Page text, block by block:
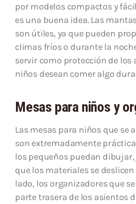
por modelos compactos y
es una buena idea. Las
son útiles, ya que pueden
climas fríos o durante la
servir como protección de los
niños desean comer algo
Mesas para niños y
Las mesas para niños que se
son extremadamente
los pequeños puedan
que los materiales se deslicen
lado, los organizadores que
parte trasera de los asientos